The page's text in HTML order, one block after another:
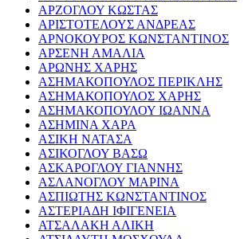
ΑΡΖΟΓΛΟΥ ΚΩΣΤΑΣ
ΑΡΙΣΤΟΤΕΛΟΥΣ ΑΝΔΡΕΑΣ
ΑΡΝΟΚΟΥΡΟΣ ΚΩΝΣΤΑΝΤΙΝΟΣ
ΑΡΣΕΝΗ ΑΜΑΛΙΑ
ΑΡΩΝΗΣ ΧΑΡΗΣ
ΑΣΗΜΑΚΟΠΟΥΛΟΣ ΠΕΡΙΚΛΗΣ
ΑΣΗΜΑΚΟΠΟΥΛΟΣ ΧΑΡΗΣ
ΑΣΗΜΑΚΟΠΟΥΛΟΥ ΙΩΑΝΝΑ
ΑΣΗΜΙΝΑ ΧΑΡΑ
ΑΣΙΚΗ ΝΑΤΑΣΑ
ΑΣΙΚΟΓΛΟΥ ΒΑΣΩ
ΑΣΚΑΡΟΓΛΟΥ ΓΙΑΝΝΗΣ
ΑΣΛΑΝΟΓΛΟΥ ΜΑΡΙΝΑ
ΑΣΠΙΩΤΗΣ ΚΩΝΣΤΑΝΤΙΝΟΣ
ΑΣΤΕΡΙΑΔΗ ΙΦΙΓΕΝΕΙΑ
ΑΤΣΑΛΑΚΗ ΑΛΙΚΗ